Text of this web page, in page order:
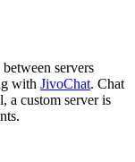
servers
with JivoChat. Chat
a custom server is